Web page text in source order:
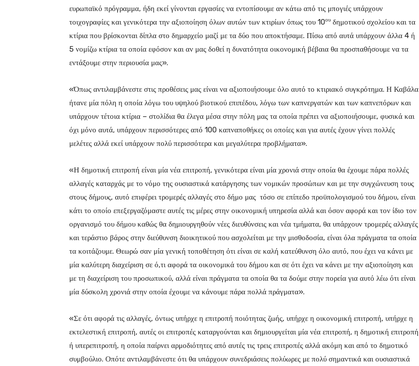
ευρωπαϊκό πρόγραμμα, ήδη εκεί γίνονται εργασίες να εντοπίσουμε αν κάτω από τις μπογιές υπάρχουν
τοιχογραφίες και γενικότερα την αξιοποίηση όλων αυτών των κτιρίων όπως του 10ου δημοτικού σχολείου και τα
κτίρια που βρίσκονται δίπλα στο δημαρχείο μαζί με τα δύο που αποκτήσαμε. Πίσω από αυτά υπάρχουν άλλα 4 ή
5 νομίζω κτίρια τα οποία εφόσον και αν μας δοθεί η δυνατότητα οικονομική βέβαια θα προσπαθήσουμε να τα
εντάξουμε στην περιουσία μας».
«Όπως αντιλαμβάνεστε στις προθέσεις μας είναι να αξιοποιήσουμε όλο αυτό το κτιριακό συγκρότημα. Η Καβάλα
ήτανε μία πόλη η οποία λόγω του υψηλού βιοτικού επιπέδου, λόγω των καπνεργατών και των καπνεπόρων και
υπάρχουν τέτοια κτίρια – στολίδια θα έλεγα μέσα στην πόλη μας τα οποία πρέπει να αξιοποιήσουμε, φυσικά και
όχι μόνο αυτά, υπάρχουν περισσότερες από 100 καπναποθήκες οι οποίες και για αυτές έχουν γίνει πολλές
μελέτες αλλά εκεί υπάρχουν πολύ περισσότερα και μεγαλύτερα προβλήματα».
«Η δημοτική επιτροπή είναι μία νέα επιτροπή, γενικότερα είναι μία χρονιά στην οποία θα έχουμε πάρα πολλές
αλλαγές καταρχάς με το νόμο της ουσιαστικά κατάργησης των νομικών προσώπων και με την συγχώνευση τους
στους δήμους, αυτό επιφέρει τρομερές αλλαγές στο δήμο μας τόσο σε επίπεδο προϋπολογισμού του δήμου, είναι
κάτι το οποίο επεξεργαζόμαστε αυτές τις μέρες στην οικονομική υπηρεσία αλλά και όσον αφορά και τον ίδιο τον
οργανισμό του δήμου καθώς θα δημιουργηθούν νέες διευθύνσεις και νέα τμήματα, θα υπάρχουν τρομερές αλλαγές
και τεράστιο βάρος στην διεύθυνση διοικητικού που ασχολείται με την μισθοδοσία, είναι όλα πράγματα τα οποία
τα κοιτάζουμε. Θεωρώ σαν μία γενική τοποθέτηση ότι είναι σε καλή κατεύθυνση όλο αυτό, που έχει να κάνει με
μία καλύτερη διαχείριση σε ό,τι αφορά τα οικονομικά του δήμου και σε ότι έχει να κάνει με την αξιοποίηση και
με τη διαχείριση του προσωπικού, αλλά είναι πράγματα τα οποία θα τα δούμε στην πορεία για αυτό λέω ότι είναι
μία δύσκολη χρονιά στην οποία έχουμε να κάνουμε πάρα πολλά πράγματα».
«Σε ότι αφορά τις αλλαγές, όντως υπήρχε η επιτροπή ποιότητας ζωής, υπήρχε η οικονομική επιτροπή, υπήρχε η
εκτελεστική επιτροπή, αυτές οι επιτροπές καταργούνται και δημιουργείται μία νέα επιτροπή, η δημοτική επιτροπή
ή υπερεπιτροπή, η οποία παίρνει αρμοδιότητες από αυτές τις τρεις επιτροπές αλλά ακόμη και από το δημοτικό
συμβούλιο. Οπότε αντιλαμβάνεστε ότι θα υπάρχουν συνεδριάσεις πολύωρες με πολύ σημαντικά και ουσιαστικά